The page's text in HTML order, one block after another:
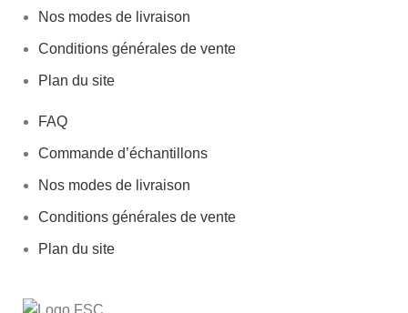
Nos modes de livraison
Conditions générales de vente
Plan du site
FAQ
Commande d’échantillons
Nos modes de livraison
Conditions générales de vente
Plan du site